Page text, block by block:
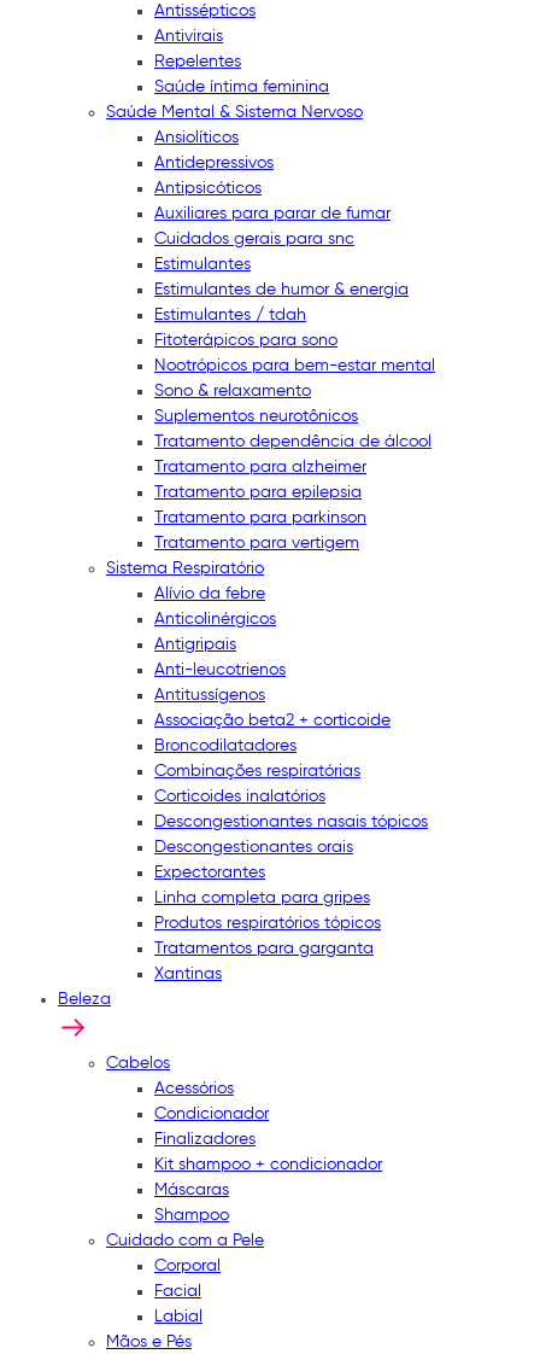
Antissépticos
Antivirais
Repelentes
Saúde íntima feminina
Saúde Mental & Sistema Nervoso
Ansiolíticos
Antidepressivos
Antipsicóticos
Auxiliares para parar de fumar
Cuidados gerais para snc
Estimulantes
Estimulantes de humor & energia
Estimulantes / tdah
Fitoterápicos para sono
Nootrópicos para bem-estar mental
Sono & relaxamento
Suplementos neurotônicos
Tratamento dependência de álcool
Tratamento para alzheimer
Tratamento para epilepsia
Tratamento para parkinson
Tratamento para vertigem
Sistema Respiratório
Alívio da febre
Anticolinérgicos
Antigripais
Anti-leucotrienos
Antitussígenos
Associação beta2 + corticoide
Broncodilatadores
Combinações respiratórias
Corticoides inalatórios
Descongestionantes nasais tópicos
Descongestionantes orais
Expectorantes
Linha completa para gripes
Produtos respiratórios tópicos
Tratamentos para garganta
Xantinas
Beleza
Cabelos
Acessórios
Condicionador
Finalizadores
Kit shampoo + condicionador
Máscaras
Shampoo
Cuidado com a Pele
Corporal
Facial
Labial
Mãos e Pés